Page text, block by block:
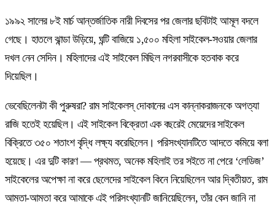
১৯৯২ সালের ৮ই মার্চ আন্তর্জাতিক নারী দিবসের পর জেলার ছবিটাই আমূল বদলে
গেছে। হাতলে ঝান্ডা উড়িয়ে, ঘন্টি বাজিয়ে ১,৫০০ মহিলা সাইকেল-সওয়ার জেলার
দখল নেন সেদিন। মহিলাদের এই সাইকেল মিছিল নগরবাসীকে হতবাক করে
দিয়েছিল।
ভেবেছিলেনটা কী পুরুষরা? রাম সাইকেলস্‌ দোকানের এস কান্নাকরাজনকে অগত্যা
রাজি হতেই হয়েছিল। এই সাইকেল বিক্রেতা এক বছরেই মেয়েদের সাইকেল
বিক্রিতে ৩৫০ শতাংশ বৃদ্ধি লক্ষ্য করেছিলেন। পরিসংখ্যানটিতে আদতে কমিয়ে বলা
হয়েছে। এর দুটি কারণ — প্রথমত, অনেক মহিলাই তর সইতে না পেরে ‘লেডিজ’
সাইকেলের অপেক্ষা না করে ছেলেদের সাইকেল কিনে নিয়েছিলেন আর দ্বিতীয়ত, রাম
আমতা-আমতা করে আমাকে এই পরিসংখ্যানটি জানিয়েছিলেন, তাঁর কেন জানি না